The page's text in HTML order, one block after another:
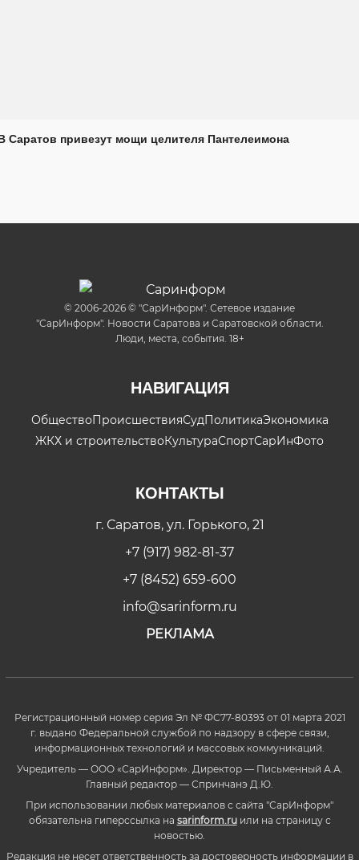
Саратов привезут мощи целителя Пантелеимона
© 2006-2026 © "СарИнформ". Сетевое издание
"СарИнформ". Новости Саратова и Саратовской области.
Люди, места, события. 18+
НАВИГАЦИЯ
ОбществоПроисшествияСудПолитикаЭкономика
ЖКХ и строительствоКультураСпортСарИнФото
КОНТАКТЫ
г. Саратов, ул. Горького, 21
+7 (917) 982-81-37
+7 (8452) 659-600
info@sarinform.ru
РЕКЛАМА
Регистрационный номер серия Эл № ФС77-80393 от 01 марта 2021
г. выдано Федеральной службой по надзору в сфере связи,
информационных технологий и массовых коммуникаций.
Учредитель — ООО «СарИнформ». Директор — Письменный А.А.
Главный редактор — Спринчанэ Д.Ю.
При использовании любых материалов с сайта "СарИнформ"
обязательна гиперссылка на sarinform.ruили на страницу с
новостью.
Редакция не несет ответственность за достоверность информации в